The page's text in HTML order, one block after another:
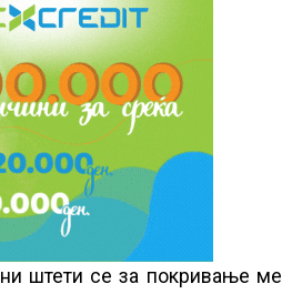
штети се за покривање